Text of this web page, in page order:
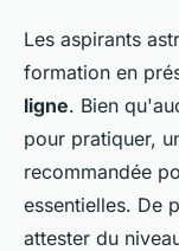
Les aspirants
formation en
ligne. Bien
pour pratiquer,
recommandée
essentielles. De
attester du